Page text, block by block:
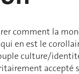
comment la
en est le
culture/
accepté